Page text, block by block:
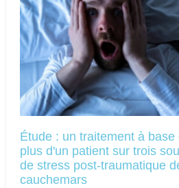
Étude : un traitement à
plus d'un patient sur trois
de stress post-traumatique
cauchemars